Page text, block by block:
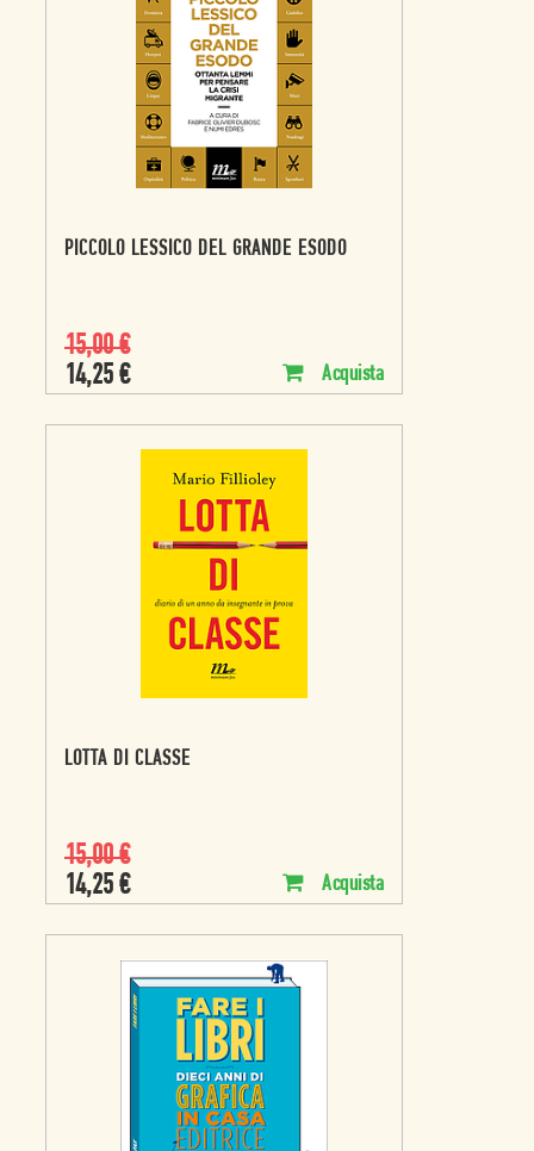
PICCOLO LESSICO DEL GRANDE ESODO
15,00€
14,25 € Acquista
LOTTA DI CLASSE
15,00€
14,25 € Acquista